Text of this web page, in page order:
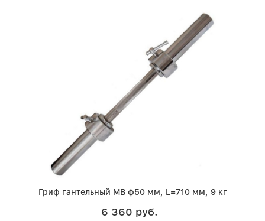
Гриф гантельный MB ф50 мм, L=710 мм, 9 кг
6 360 руб.